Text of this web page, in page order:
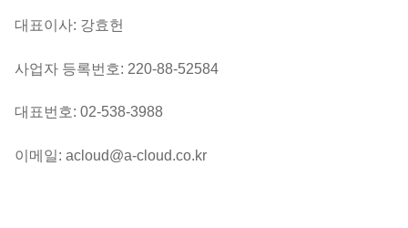
대표이사: 강효헌
사업자 등록번호: 220-88-52584
대표번호: 02-538-3988
이메일: acloud@a-cloud.co.kr